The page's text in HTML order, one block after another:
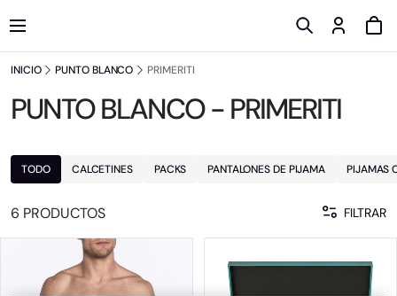
INICIO PUNTO BLANCO PRIMERITI
PUNTO BLANCO - PRIMERITI
TODO CALCETINES PACKS PANTALONES DE PIJAMA PIJAMAS
6 PRODUCTOS FILTRAR